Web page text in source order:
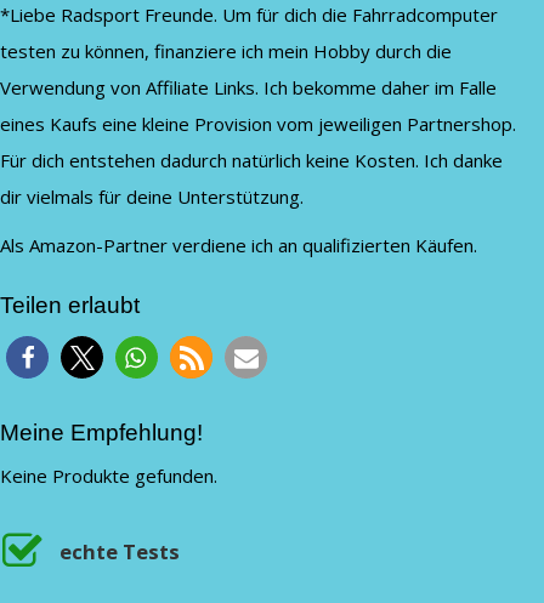
*Liebe Radsport Freunde. Um für dich die Fahrradcomputer
testen zu können, finanziere ich mein Hobby durch die
Verwendung von Affiliate Links. Ich bekomme daher im Falle
eines Kaufs eine kleine Provision vom jeweiligen Partnershop.
Für dich entstehen dadurch natürlich keine Kosten. Ich danke
dir vielmals für deine Unterstützung.
Als Amazon-Partner verdiene ich an qualifizierten Käufen.
Teilen erlaubt
Meine Empfehlung!
Keine Produkte gefunden.
echte Tests